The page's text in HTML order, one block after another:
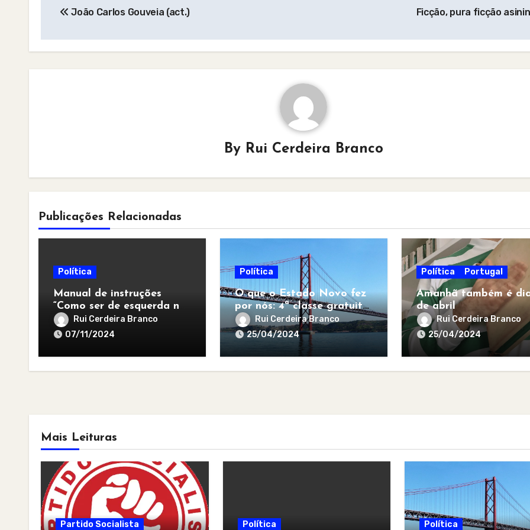
navigation
João Carlos Gouveia (act.) Ficção, pura ficção
By Rui Cerdeira Branco
Publicações Relacionadas
Política
Manual de instruções
“Como ser de esquerda no
pós-apocalipse”
Rui Cerdeira Branco
07/11/2024
Política
O que o Estado Novo fez
por nós: 4ª classe gratuita
para todos
Rui Cerdeira Branco
25/04/2024
Política Portugal
Amanhã também é
de abril
Rui Cerdeira Branco
25/04/2024
Mais Leituras
Partido Socialista Política Política